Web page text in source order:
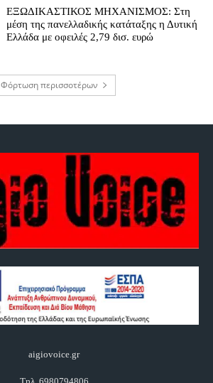
ΕΞΩΔΙΚΑΣΤΙΚΟΣ ΜΗΧΑΝΙΣΜΟΣ: Στη
μέση της πανελλαδικής κατάταξης η Δυτική
Ελλάδα με οφειλές 2,79 δισ. ευρώ
Φόρτωση περισσοτέρων
aigiovoice.gr